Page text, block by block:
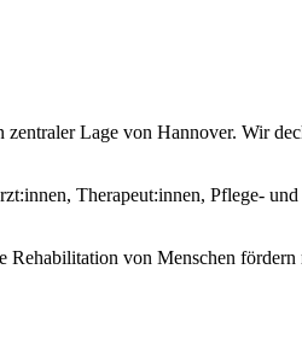
Lage von Hannover. Wir
Therapeut:innen, Pflege-
von Menschen